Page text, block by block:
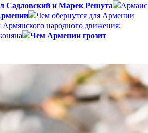
Садловский и Марек Решута
Армаис
Чем обернутся для Армении
народного движения:
Чем Армении грозит